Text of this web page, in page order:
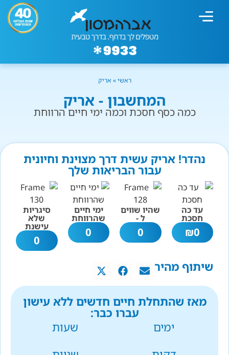
ראשי» אריק
המחשבון - אריק
כמה כסף חסכת וכמה ימי חיים הרווחת
נהדר! אריק עשית דרך מצוינת וחיונית
עבור הבריאות שלך
עד כה
חסכת
0
₪
שהיו שווים
ל -
0
ימי חיים
שהרווחת
0
סיגריות
שלא
עישנת
0
שיתוף מהיר
מאז שהתחלת חיים חדשים ללא עישון
עברו כבר:
ימים
שעות